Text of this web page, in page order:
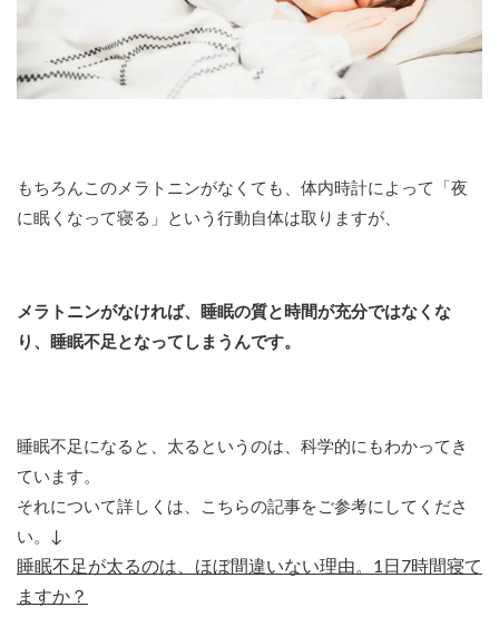
もちろんこのメラトニンがなくても、体内時計によって「夜
に眠くなって寝る」という行動自体は取りますが、
メラトニンがなければ、睡眠の質と時間が充分ではなくな
り、睡眠不足となってしまうんです。
睡眠不足になると、太るというのは、科学的にもわかってき
ています。
それについて詳しくは、こちらの記事をご参考にしてくださ
い。↓
睡眠不足が太るのは、ほぼ間違いない理由。1日7時間寝て
ますか？